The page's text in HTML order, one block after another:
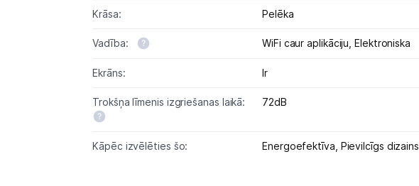
Krāsa: Pelēka
Vadība: WiFi caur aplikāciju,Elektroniska
Ekrāns: Ir
Trokšņa līmenis izgriešanas laikā: 72dB
Kāpēc izvēlēties šo: Energoefektīva, Pievilcīgs dizains